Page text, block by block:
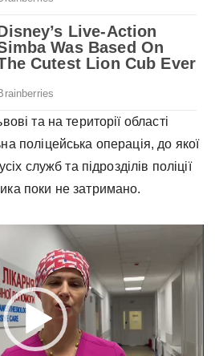
та на території області
поліцейська операція, до якої
служб та підрозділів поліції
поки не затримано.